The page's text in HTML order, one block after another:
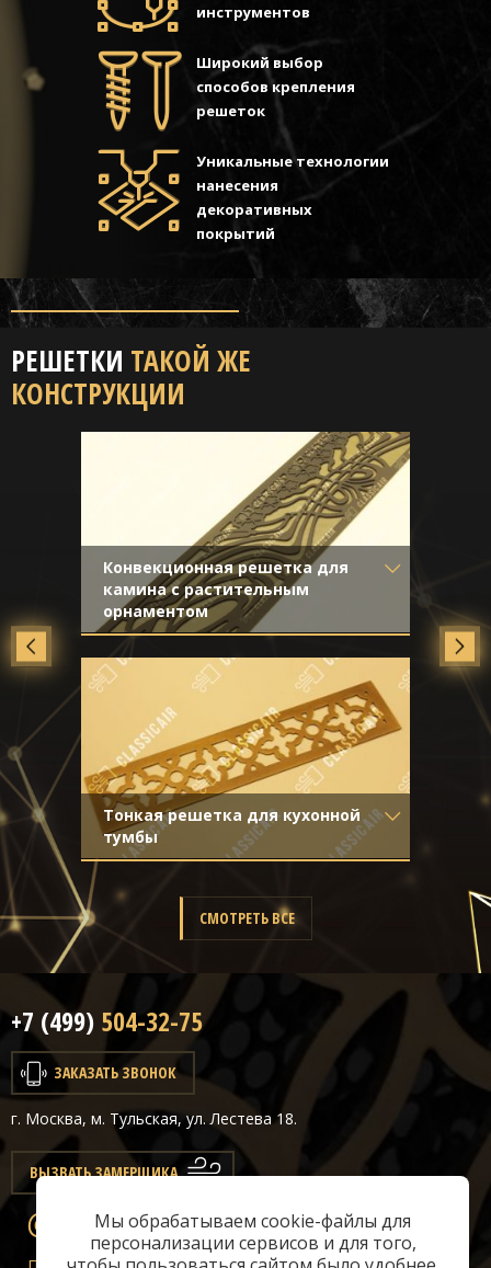
Мы обрабатываем cookie-файлы для
персонализации сервисов и для того,
инструментов
Широкий выбор
способов крепления
решеток
Уникальные технологии
нанесения
декоративных
покрытий
РЕШЕТКИ ТАКОЙ ЖЕ
КОНСТРУКЦИИ
Конвекционная решетка для
камина с растительным
орнаментом
Материал- Алюминий
Отделка- Покраска
Тонкая решетка для кухонной
тумбы
Материал- Латунь
затёртости
СМОТРЕТЬ ВСЕ
+7 (499) 504-32-75
ЗАКАЗАТЬ ЗВОНОК
г. Москва, м. Тульская, ул. Лестева 18.
ВЫЗВАТЬ ЗАМЕРЩИКА
info@classicair.ru